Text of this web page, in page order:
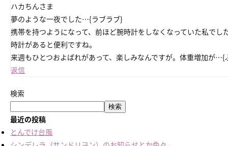
ハカちんさま
夢のような一夜でした…{ラブラブ}
携帯を持つようになって、前ほど腕時計をしなくなっていた私でし
時計があると便利ですね。
来週もひとつおよばれがあって、楽しみなんですが。体重増加が…{
返信
検索
検索
最近の投稿
とんでけ台風